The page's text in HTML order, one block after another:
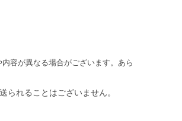
容が異なる場合がございます。あら
られることはございません。